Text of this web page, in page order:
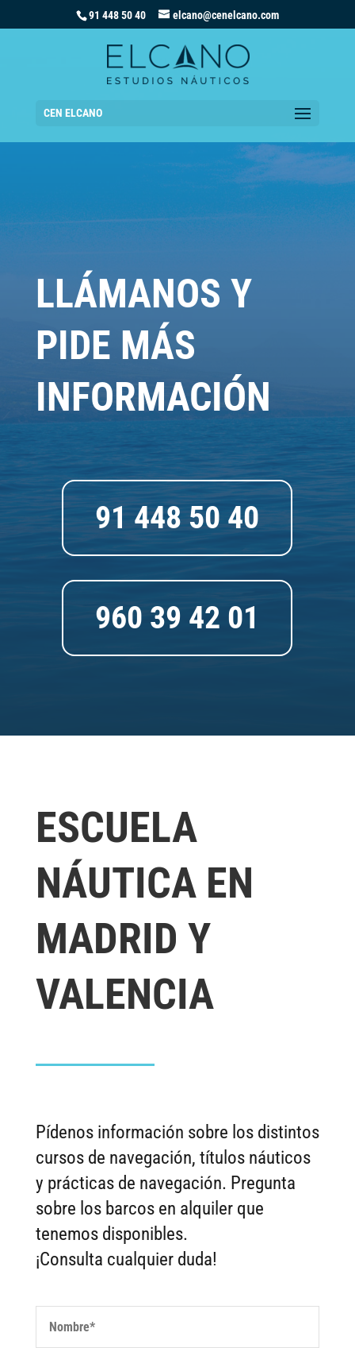
91 448 50 40 elcano@cenelcano.com
CEN ELCANO
LLÁMANOS Y
PIDE MÁS
INFORMACIÓN
91 448 50 40
960 39 42 01
ESCUELA
NÁUTICA EN
MADRID Y
VALENCIA
Pídenos información sobre los distintos
cursos de navegación, títulos náuticos
y prácticas de navegación. Pregunta
sobre los barcos en alquiler que
tenemos disponibles.
¡Consulta cualquier duda!